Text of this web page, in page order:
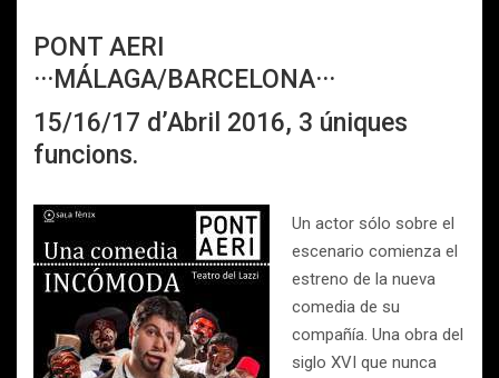
PONT AERI
···MÁLAGA/BARCELONA···
15/16/17 d’Abril 2016, 3 úniques
funcions.
Un actor sólo sobre el
escenario comienza el
estreno de la nueva
comedia de su
compañía. Una obra del
siglo XVI que nunca